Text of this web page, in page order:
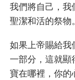
我們將自己，我
聖潔和活的祭物。
如果上帝賜給我
一部分，這就顯
寶在哪裡，你的